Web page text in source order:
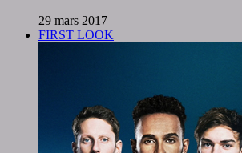
29 mars 2017
FIRST LOOK